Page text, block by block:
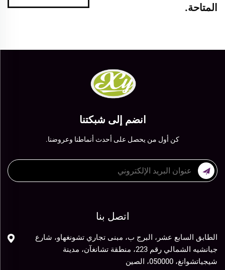
المتاحة.
انضم إلى شبكتنا
كن أول من يحصل على أحدث أنماطنا وعروضنا.
اتصل بنا
الطابق السابع عشر، البرج ب، مبنى تجاري تشونغهاو، شارع
جيانشيه الشمالي رقم 223، منطقة تشانغآن، مدينة
شيجياتشوانغ، 050000، الصين